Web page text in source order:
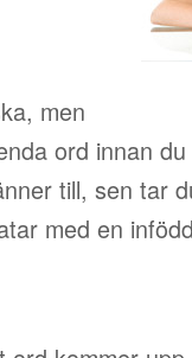
men
ord innan
till, sen tar
med en